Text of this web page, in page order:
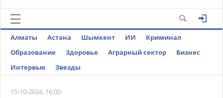
Алматы Астана Шымкент ИИ
Криминал
Образование
Здоровье Аграрный сектор
Бизнес
Интервью
Звезды
15-10-2024, 16:00